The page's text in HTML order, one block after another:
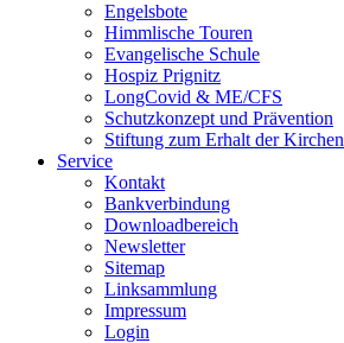
Engelsbote
Himmlische Touren
Evangelische Schule
Hospiz Prignitz
LongCovid & ME/CFS
Schutzkonzept und Prävention
Stiftung zum Erhalt der Kirchen
Service
Kontakt
Bankverbindung
Downloadbereich
Newsletter
Sitemap
Linksammlung
Impressum
Login